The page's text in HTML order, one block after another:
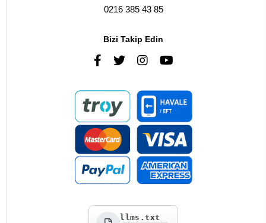
0216 385 43 85
Bizi Takip Edin
llms.txt